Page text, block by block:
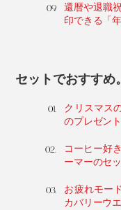
還暦や退職
印できる「
セットでおすすめ
クリスマス
のプレゼン
コーヒー好
ーマーのセ
お疲れモー
カバリーウ